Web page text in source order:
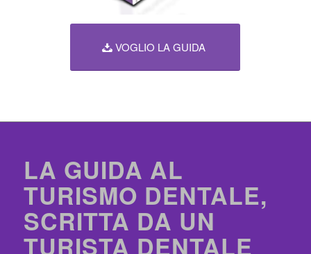
VOGLIO LA GUIDA
LA GUIDA AL
TURISMO DENTALE,
SCRITTA DA UN
TURISTA DENTALE